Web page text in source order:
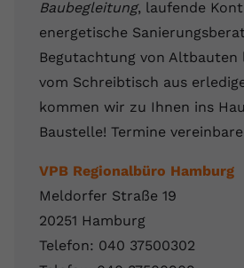
Baubegleitung, laufende
energetische
Begutachtung von Altbauten
vom Schreibtisch aus
kommen wir zu Ihnen ins
Baustelle! Termine
VPB Regionalbüro Hamburg
Meldorfer Straße 19
20251 Hamburg
Telefon: 040 37500302